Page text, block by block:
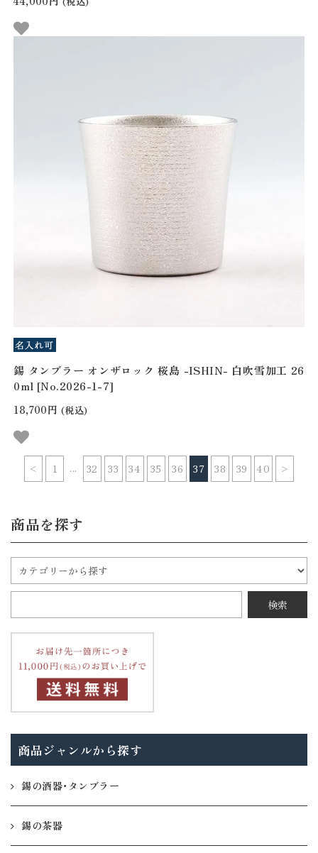
錫 タンブラー オンザロック 桜島 -ISHIN- 白吹雪加工 26
0ml [No.2026-1-7]
18,700円 (税込)
< 1 ... 32 33 34 35 36 37 38 39 40 >
商品を探す
商品ジャンルから探す
錫の酒器・タンブラー
錫の茶器